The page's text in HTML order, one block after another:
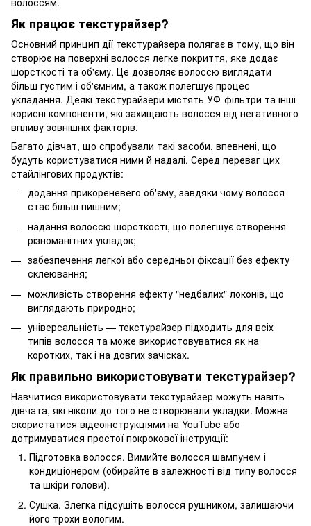
Як працює текстурайзер?
Основний принцип дії текстурайзера полягає в тому, що він
створює на поверхні волосся легке покриття, яке додає
шорсткості та об'єму. Це дозволяє волоссю виглядати
більш густим і об'ємним, а також полегшує процес
укладання. Деякі текстурайзери містять УФ-фільтри та інші
корисні компоненти, які захищають волосся від негативного
впливу зовнішніх факторів.
Багато дівчат, що спробували такі засоби, впевнені, що
будуть користуватися ними й надалі. Серед переваг цих
стайлінгових продуктів:
додання прикореневего об'єму, завдяки чому волосся
стає більш пишним;
надання волоссю шорсткості, що полегшує створення
різноманітних укладок;
забезпечення легкої або середньої фіксації без ефекту
склеювання;
можливість створення ефекту "недбалих" локонів, що
виглядають природно;
універсальність — текстурайзер підходить для всіх
типів волосся та може використовуватися як на
коротких, так і на довгих зачісках.
Як правильно використовувати текстурайзер?
Навчитися використовувати текстурайзер можуть навіть
дівчата, які ніколи до того не створювали укладки. Можна
скористатися відеоінструкціями на YouTube або
дотримуватися простої покрокової інструкції:
Підготовка волосся. Вимийте волосся шампунем і
кондиціонером (обирайте в залежності від типу волосся
та шкіри голови).
Сушка. Злегка підсушіть волосся рушником, залишаючи
його трохи вологим.